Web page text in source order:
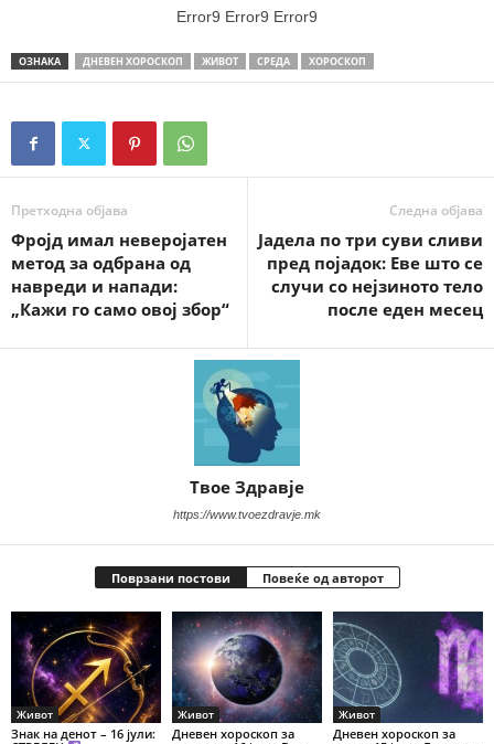
Error9 Error9 Error9
ОЗНАКА ДНЕВЕН ХОРОСКОП ЖИВОТ СРЕДА ХОРОСКОП
Претходна објава
Фројд имал неверојатен
метод за одбрана од
навреди и напади:
„Кажи го само овој збор“
Следна објава
Јадела по три суви сливи
пред појадок: Еве што се
случи со нејзиното тело
после еден месец
Твое Здравје
https://www.tvoezdravje.mk
Поврзани постови Повеќе од авторот
Живот
Знак на денот – 16 јули:
Живот
Дневен хороскоп за
Живот
Дневен хороскоп за